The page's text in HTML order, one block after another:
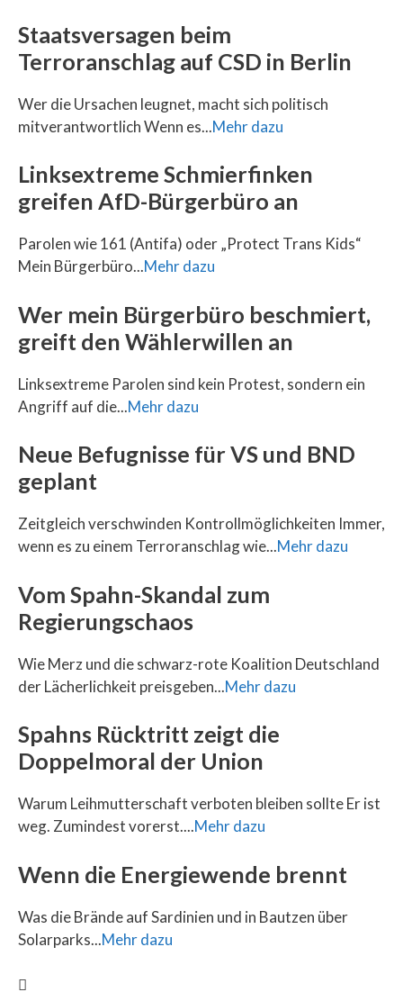
Staatsversagen beim
Terroranschlag auf CSD in Berlin
Wer die Ursachen leugnet, macht sich politisch
mitverantwortlich Wenn es...Mehr dazu
Linksextreme Schmierfinken
greifen AfD-Bürgerbüro an
Parolen wie 161 (Antifa) oder „Protect Trans Kids“
Mein Bürgerbüro...Mehr dazu
Wer mein Bürgerbüro beschmiert,
greift den Wählerwillen an
Linksextreme Parolen sind kein Protest, sondern ein
Angriff auf die...Mehr dazu
Neue Befugnisse für VS und BND
geplant
Zeitgleich verschwinden Kontrollmöglichkeiten Immer,
wenn es zu einem Terroranschlag wie...Mehr dazu
Vom Spahn-Skandal zum
Regierungschaos
Wie Merz und die schwarz-rote Koalition Deutschland
der Lächerlichkeit preisgeben...Mehr dazu
Spahns Rücktritt zeigt die
Doppelmoral der Union
Warum Leihmutterschaft verboten bleiben sollte Er ist
weg. Zumindest vorerst....Mehr dazu
Wenn die Energiewende brennt
Was die Brände auf Sardinien und in Bautzen über
Solarparks...Mehr dazu